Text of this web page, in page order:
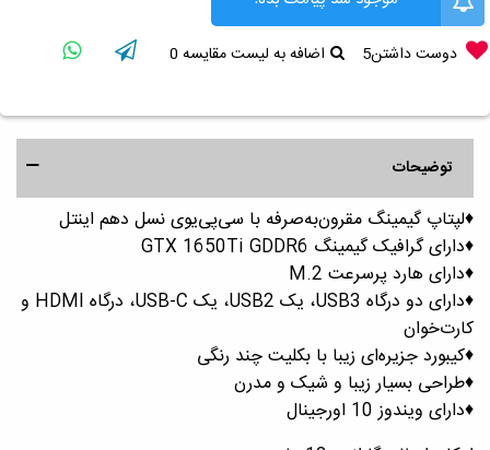
دوست داشتن5 اضافه به لیست مقایسه 0
توضیحات
♦️لپتاپ گیمینگ مقرون‌به‌صرفه با سی‌پی‌یوی نسل دهم اینتل
♦️دارای گرافیک گیمینگ GTX 1650Ti GDDR6
♦️دارای هارد پرسرعت M.2
♦️دارای دو درگاه USB3، یک USB2، یک USB-C، درگاه HDMI و
کارت‌خوان
♦️کیبورد جزیره‌ای زیبا با بکلیت چند رنگی
♦️طراحی بسیار زیبا و شیک و مدرن
♦️دارای ویندوز 10 اورجینال